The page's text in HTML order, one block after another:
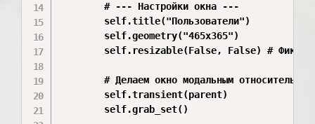
        # --- Настройки окна ---
        self.title("Пользователи")
        self.geometry("465x365")
self.resizable(False, False) #
# Делаем окно модальным относительно
        self.transient(parent)
        self.grab_set()